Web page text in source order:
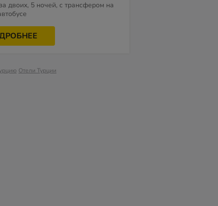
за двоих, 5 ночей, с трансфером на
Отели Турции